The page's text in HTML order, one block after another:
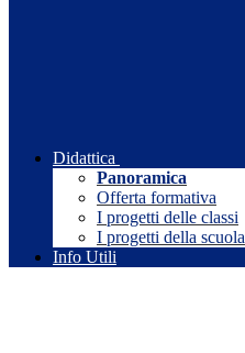
Didattica
Panoramica
Offerta formativa
I progetti delle classi
I progetti della scuola
Info Utili